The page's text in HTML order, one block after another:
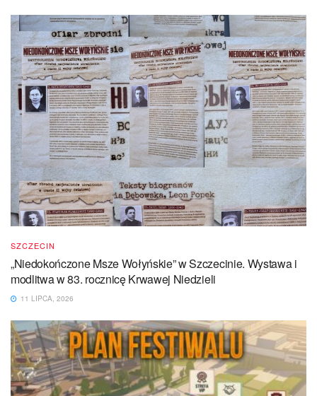
SZCZECIN
„Niedokończone Msze Wołyńskie” w Szczecinie. Wystawa i
modlitwa w 83. rocznicę Krwawej Niedzieli
11 LIPCA, 2026